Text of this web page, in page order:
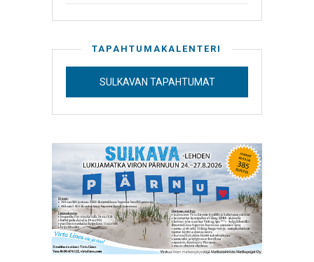
TAPAHTUMAKALENTERI
SULKAVAN TAPAHTUMAT